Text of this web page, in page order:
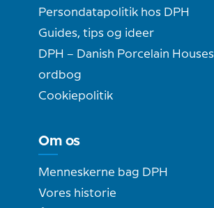
Persondatapolitik hos DPH
Guides, tips og ideer
DPH – Danish Porcelain Houses
ordbog
Cookiepolitik
Om os
Menneskerne bag DPH
Vores historie